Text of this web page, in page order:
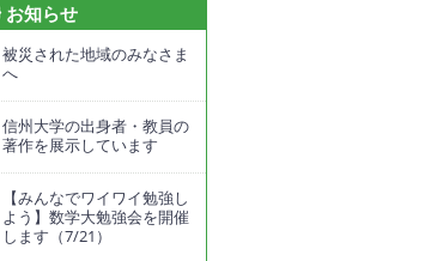
お知らせ
被災された地域のみなさま
へ
信州大学の出身者・教員の
著作を展示しています
【みんなでワイワイ勉強し
よう】数学大勉強会を開催
します（7/21）